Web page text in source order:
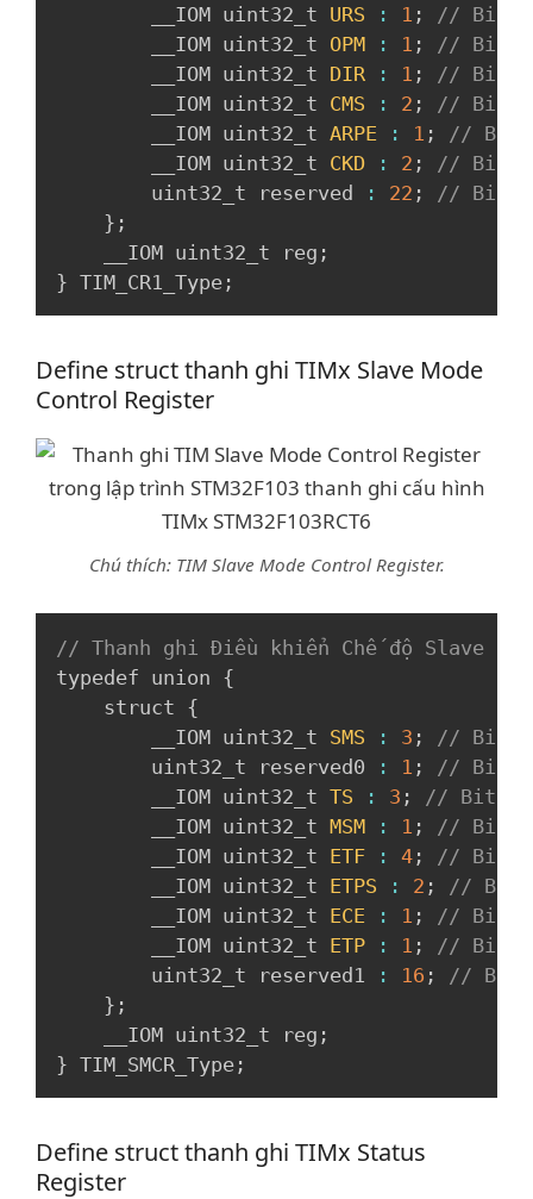
        __IOM uint32_t
URS : 1 ;
// Bit 2:
        __IOM uint32_t
OPM : 1 ;
// Bit 3:
        __IOM uint32_t
DIR : 1 ;
// Bit
        __IOM uint32_t
CMS : 2 ;
// Bit 5-
        __IOM uint32_t
ARPE : 1 ;
// Bit
        __IOM uint32_t
CKD : 2 ;
// Bit
        uint32_t reserved
: 22 ;
// Bit
} ;
    __IOM uint32_t reg
;
} TIM_CR1_Type ;
Define struct thanh ghi TIMx Slave Mode
Control Register
Chú thích: TIM Slave Mode Control Register.
// Thanh ghi Điều khiển Chế độ Slave
typedef union {
    struct
{
        __IOM uint32_t
SMS : 3 ;
// Bit 0-
        uint32_t reserved0
: 1 ;
// Bit 3:
        __IOM uint32_t
TS : 3 ;
// Bit 4-
        __IOM uint32_t
MSM : 1 ;
// Bit 7:
        __IOM uint32_t
ETF : 4 ;
// Bit
        __IOM uint32_t
ETPS : 2 ;
// Bit
        __IOM uint32_t
ECE : 1 ;
// Bit
        __IOM uint32_t
ETP : 1 ;
// Bit
        uint32_t reserved1
: 16 ;
// Bit
} ;
    __IOM uint32_t reg
;
} TIM_SMCR_Type ;
Define struct thanh ghi TIMx Status
Register